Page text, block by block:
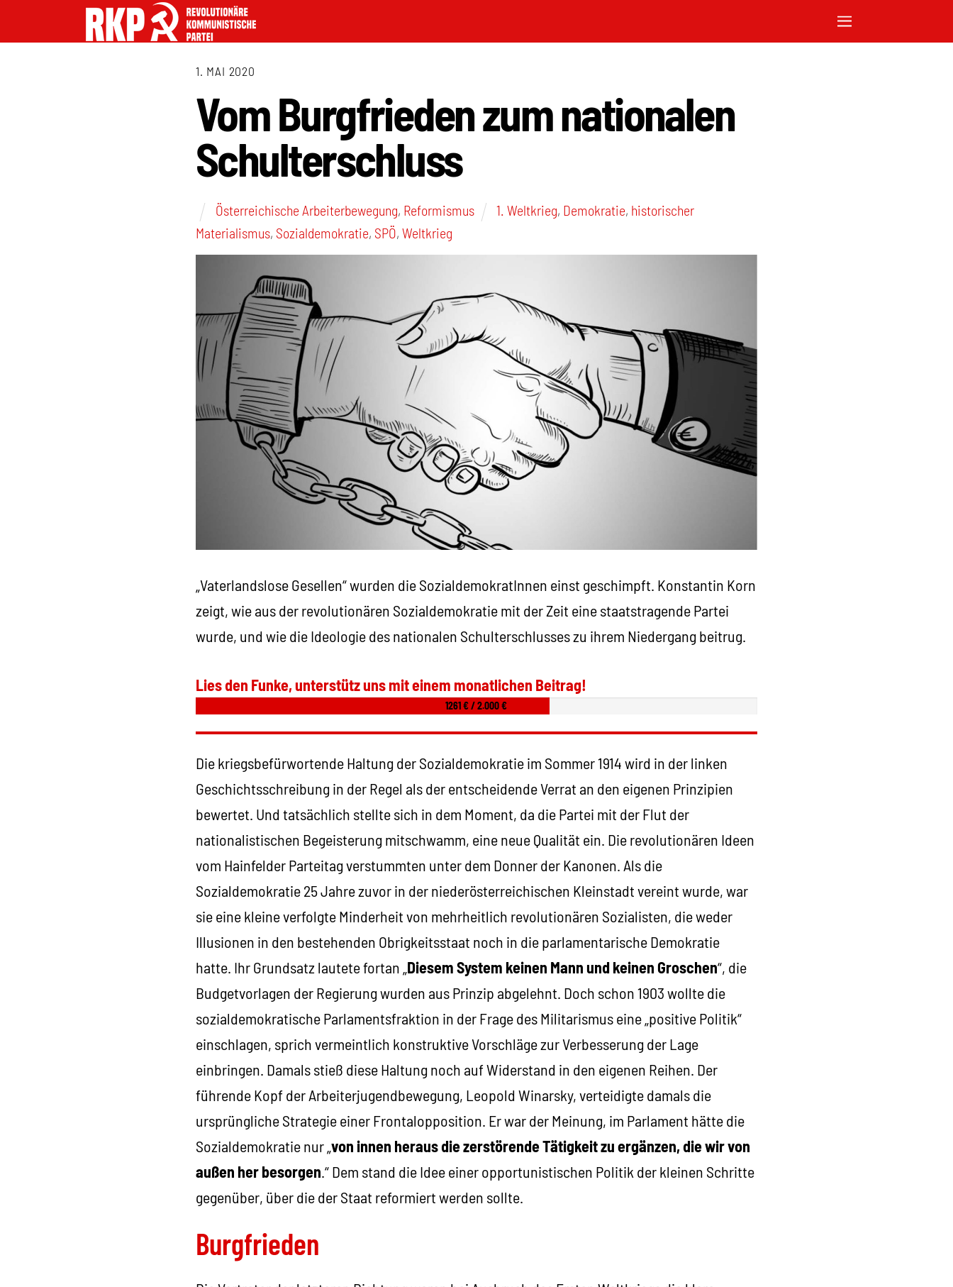
1. MAI 2020
Vom Burgfrieden zum nationalen
Schulterschluss
Österreichische Arbeiterbewegung, Reformismus 1. Weltkrieg, Demokratie, historischer
Materialismus, Sozialdemokratie, SPÖ, Weltkrieg
„Vaterlandslose Gesellen“ wurden die SozialdemokratInnen einst geschimpft. Konstantin Korn
zeigt, wie aus der revolutionären Sozialdemokratie mit der Zeit eine staatstragende Partei
wurde, und wie die Ideologie des nationalen Schulterschlusses zu ihrem Niedergang beitrug.
Lies den Funke, unterstütz uns mit einem monatlichen Beitrag!
1261 € / 2.000 €
Die kriegsbefürwortende Haltung der Sozialdemokratie im Sommer 1914 wird in der linken
Geschichtsschreibung in der Regel als der entscheidende Verrat an den eigenen Prinzipien
bewertet. Und tatsächlich stellte sich in dem Moment, da die Partei mit der Flut der
nationalistischen Begeisterung mitschwamm, eine neue Qualität ein. Die revolutionären Ideen
vom Hainfelder Parteitag verstummten unter dem Donner der Kanonen. Als die
Sozialdemokratie 25 Jahre zuvor in der niederösterreichischen Kleinstadt vereint wurde, war
sie eine kleine verfolgte Minderheit von mehrheitlich revolutionären Sozialisten, die weder
Illusionen in den bestehenden Obrigkeitsstaat noch in die parlamentarische Demokratie
hatte. Ihr Grundsatz lautete fortan „ Diesem System keinen Mann und keinen Groschen“, die
Budgetvorlagen der Regierung wurden aus Prinzip abgelehnt. Doch schon 1903 wollte die
sozialdemokratische Parlamentsfraktion in der Frage des Militarismus eine „positive Politik“
einschlagen, sprich vermeintlich konstruktive Vorschläge zur Verbesserung der Lage
einbringen. Damals stieß diese Haltung noch auf Widerstand in den eigenen Reihen. Der
führende Kopf der Arbeiterjugendbewegung, Leopold Winarsky, verteidigte damals die
ursprüngliche Strategie einer Frontalopposition. Er war der Meinung, im Parlament hätte die
Sozialdemokratie nur „ von innen heraus die zerstörende Tätigkeit zu ergänzen, die wir von
außen her besorgen.“ Dem stand die Idee einer opportunistischen Politik der kleinen Schritte
gegenüber, über die der Staat reformiert werden sollte.
Burgfrieden